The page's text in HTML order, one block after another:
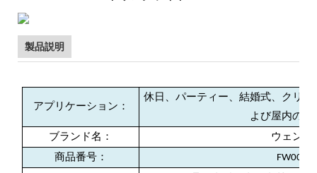
製品説明
アプリケーション：
休日、パーティー、結婚式、クリ
よび屋内の装
ブランド名：
ウェンダ
商品番号：
FW001